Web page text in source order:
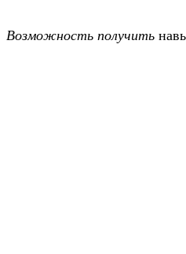
Возможность получить